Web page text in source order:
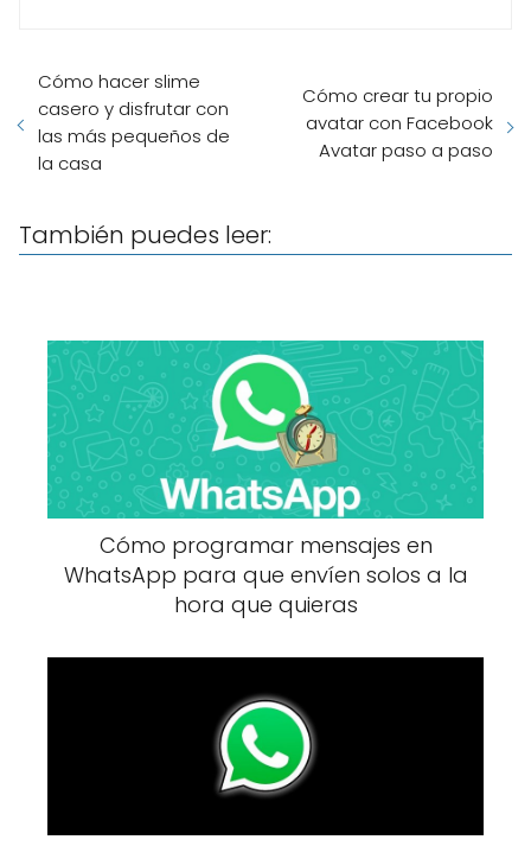
Cómo hacer slime
casero y disfrutar con
las más pequeños de
la casa
Cómo crear tu propio
avatar con Facebook
Avatar paso a paso
También puedes leer:
Cómo programar mensajes en
WhatsApp para que envíen solos a la
hora que quieras